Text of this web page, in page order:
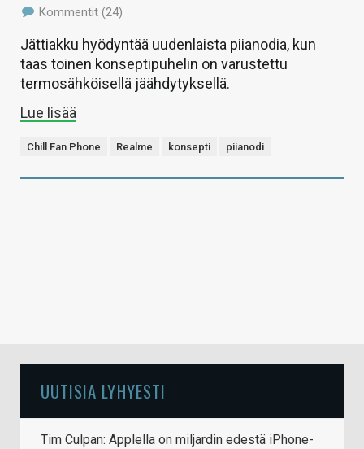
Kommentit (24)
Jättiakku hyödyntää uudenlaista piianodia, kun
taas toinen konseptipuhelin on varustettu
termosähköisellä jäähdytyksellä.
Lue lisää
Chill Fan Phone Realme konsepti piianodi
UUTISIA LYHYESTI
Tim Culpan: Applella on miljardin edestä iPhone-